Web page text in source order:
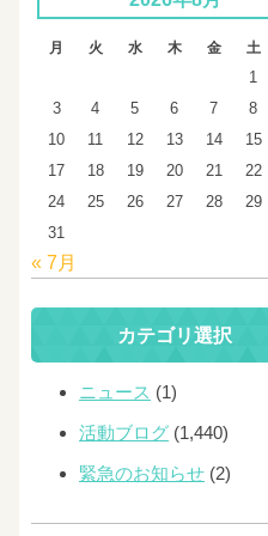
月 火 水 木 金 土
1
3
4 5 6 7 8
10
11 12 13 14 15
17
18 19 20 21 22
24
25 26 27 28 29
31
« 7月
カテゴリ選択
ニュース (1)
活動ブログ (1,440)
緊急のお知らせ (2)